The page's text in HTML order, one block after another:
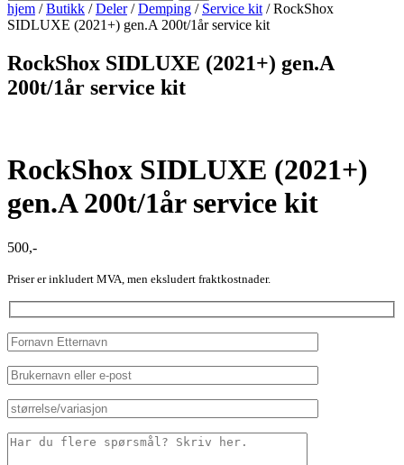
hjem /Butikk /Deler/Demping / Service kit /RockShox
SIDLUXE (2021+) gen.A 200t/1år service kit
RockShox SIDLUXE (2021+) gen.A
200t/1år service kit
RockShox SIDLUXE (2021+)
gen.A 200t/1år service kit
500,-
Priser er inkludert MVA, men eksludert fraktkostnader.